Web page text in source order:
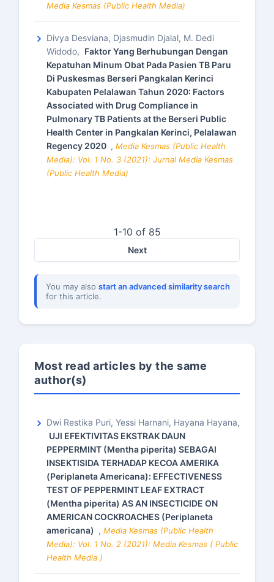
Media Kesmas (Public Health Media)
Divya Desviana, Djasmudin Djalal, M. Dedi
Widodo, Faktor Yang Berhubungan Dengan
Kepatuhan Minum Obat Pada Pasien TB Paru
Di Puskesmas Berseri Pangkalan Kerinci
Kabupaten Pelalawan Tahun 2020: Factors
Associated with Drug Compliance in
Pulmonary TB Patients at the Berseri Public
Health Center in Pangkalan Kerinci, Pelalawan
Regency 2020 , Media Kesmas (Public Health
Media): Vol. 1 No. 3 (2021): Jurnal Media Kesmas
(Public Health Media)
1-10 of 85
Next
You may also start an advanced similarity search
for this article.
Most read articles by the same
author(s)
Dwi Restika Puri, Yessi Harnani, Hayana Hayana,
UJI EFEKTIVITAS EKSTRAK DAUN
PEPPERMINT (Mentha piperita) SEBAGAI
INSEKTISIDA TERHADAP KECOA AMERIKA
(Periplaneta Americana): EFFECTIVENESS
TEST OF PEPPERMINT LEAF EXTRACT
(Mentha piperita) AS AN INSECTICIDE ON
AMERICAN COCKROACHES (Periplaneta
americana) , Media Kesmas (Public Health
Media): Vol. 1 No. 2 (2021): Media Kesmas ( Public
Health Media )